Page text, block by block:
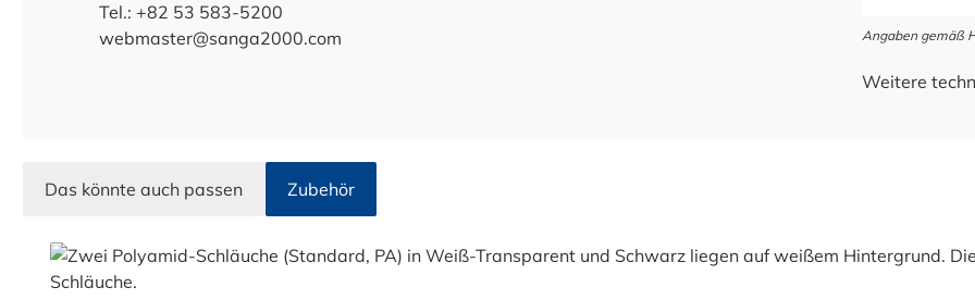
Tel.: +82 53 583-5200
webmaster@sanga2000.com
Angaben gemäß
Weitere
Das könnte auch passen Zubehör
Produktgalerie überspringen